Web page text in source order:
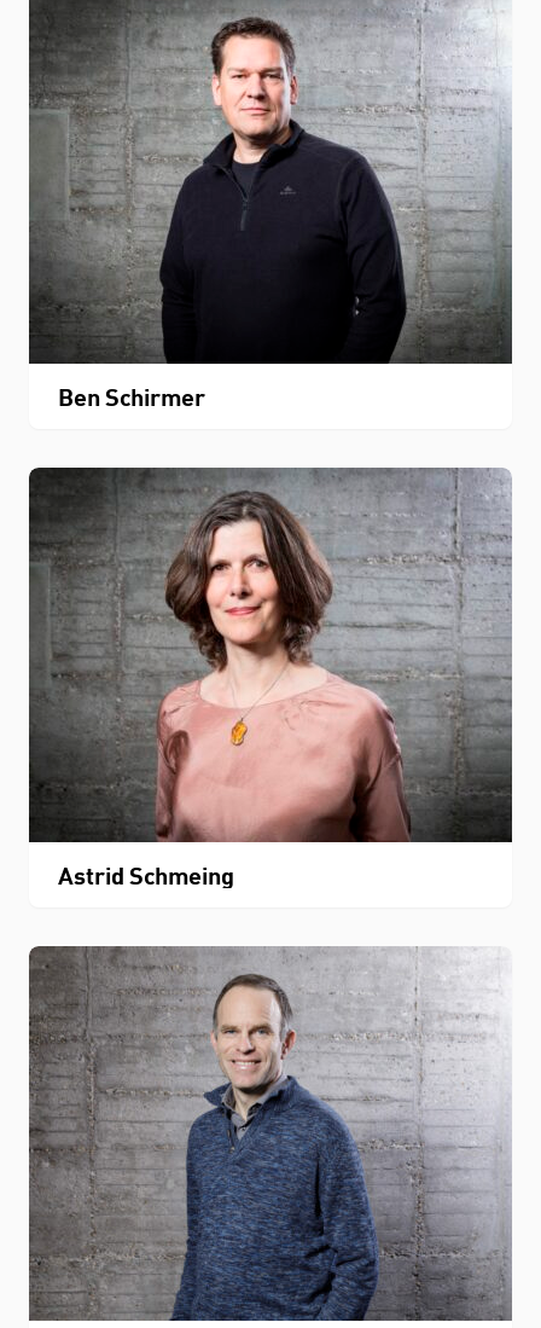
Ben Schirmer
Astrid Schmeing